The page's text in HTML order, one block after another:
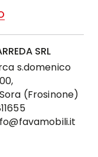
SRL
s.domenico
(Frosinone)